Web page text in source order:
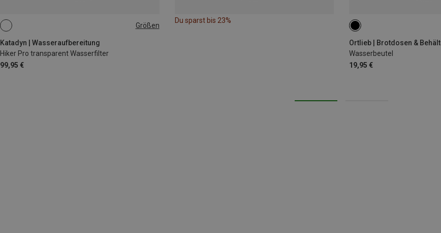
Größen
Katadyn | Wasseraufbereitung
Hiker Pro transparent Wasserfilter
99,95 €
ONE SIZE
Du sparst bis 23%
Ortlieb | Brotdosen &
Wasserbeutel
19,95 €
2L